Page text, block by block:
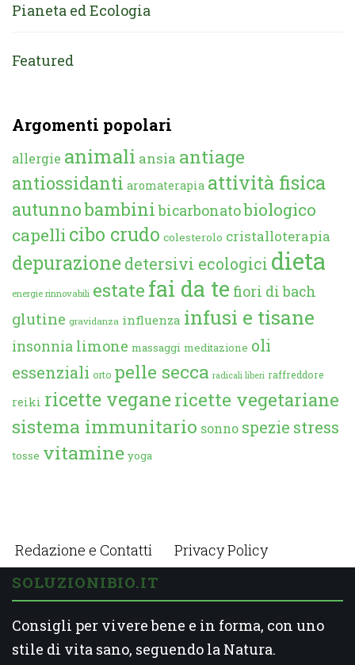
Pianeta ed Ecologia
Featured
Argomenti popolari
allergie animali ansia antiage
antiossidanti aromaterapia attività fisica
autunnobambini bicarbonatobiologico
capelli cibo crudo colesterolo cristalloterapia
depurazione detersivi ecologici dieta
energie rinnovabili estate fai da te fiori di bach
glutine gravidanza influenza infusi e tisane
insonnia limone massaggi meditazione oli
essenziali orto pelle secca radicali liberi raffreddore
reiki ricette veganericette vegetariane
sistema immunitario sonno spezie stress
tosse vitamine yoga
Redazione e Contatti Privacy Policy
SOLUZIONIBIO.IT
Consigli per vivere bene e in forma, con uno
stile di vita sano, seguendo la Natura.